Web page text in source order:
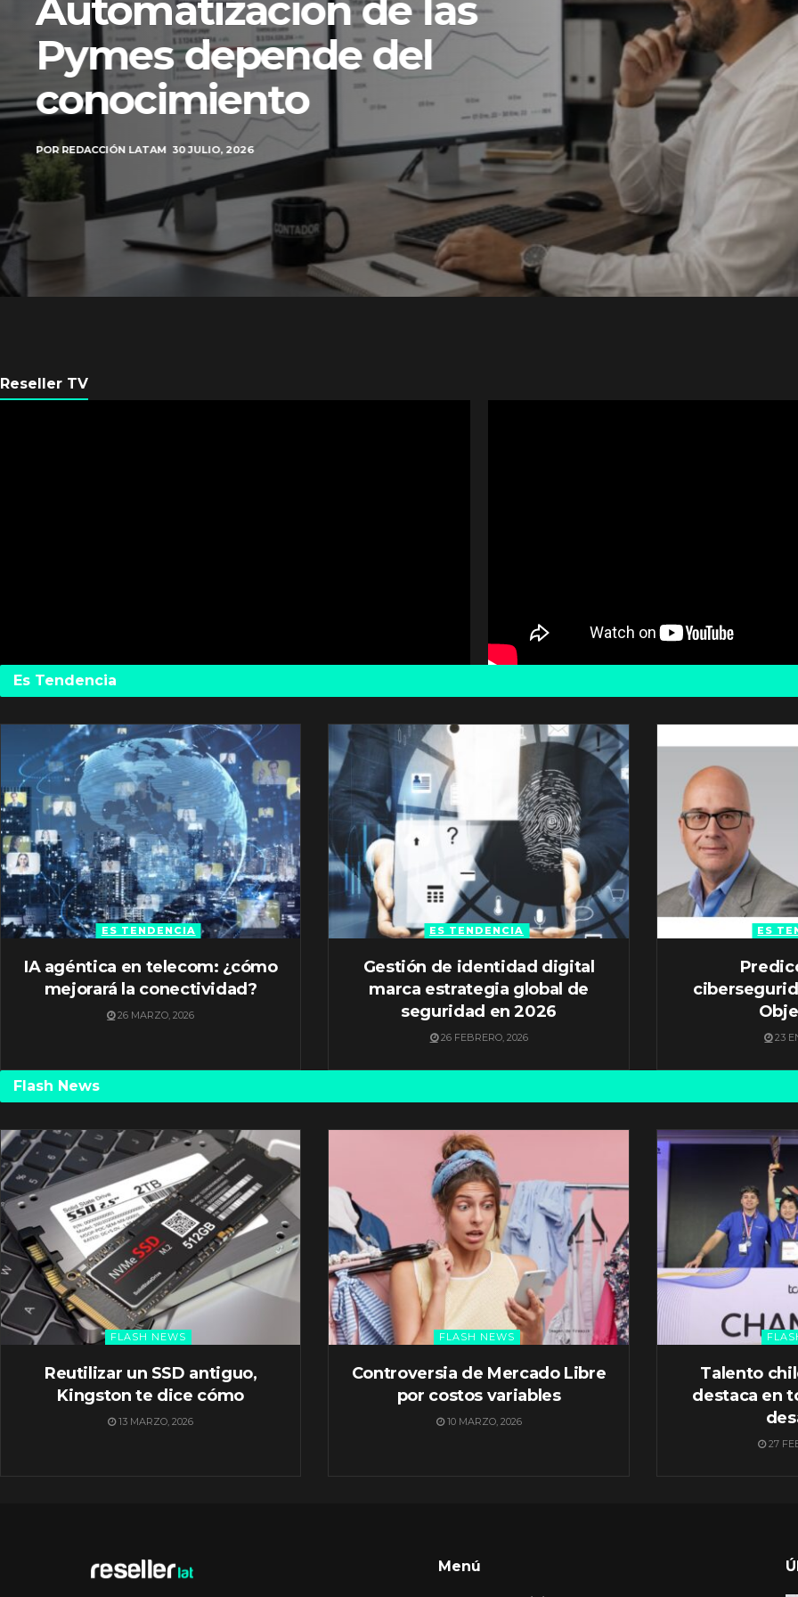
Automatización de las
Pymes depende del
conocimiento
POR REDACCIÓN LATAM 30 JULIO, 2026
Reseller TV
Es Tendencia
ES TENDENCIA
IA agéntica en telecom: ¿cómo
mejorará la conectividad?
26 MARZO, 2026
ES TENDENCIA
Gestión de identidad digital
marca estrategia global de
seguridad en 2026
26 FEBRERO, 2026
ES
23
Flash News
FLASH NEWS
Reutilizar un SSD antiguo,
Kingston te dice cómo
13 MARZO, 2026
FLASH NEWS
Controversia de Mercado Libre
por costos variables
10 MARZO, 2026
Talento
destaca en
27
Menú